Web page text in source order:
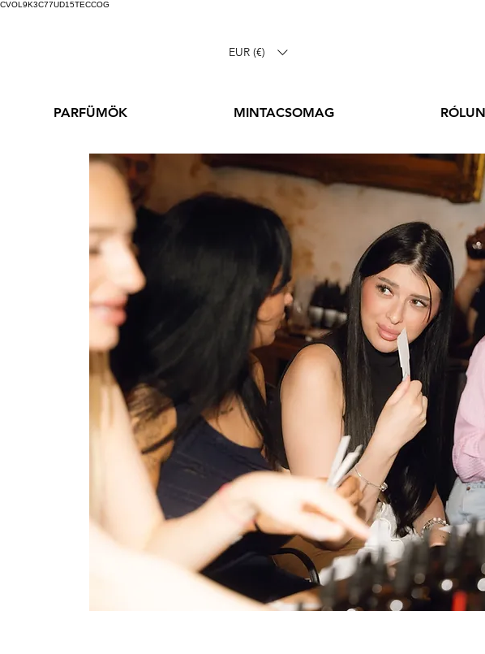
CVOL9K3C77UD15TECCOG
EUR (€)
PARFÜMÖK MINTACSOMAG